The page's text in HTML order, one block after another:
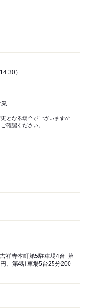
）
業
となる場合がございますの
確認ください。
祥寺本町第5駐車場4台･第
、第4駐車場5台25分200